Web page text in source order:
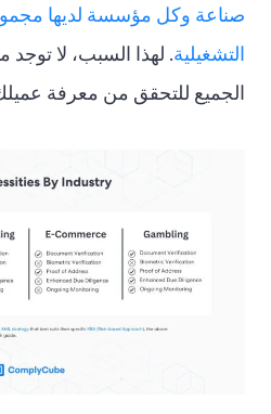
صناعة وكل مؤسسة لديها
التشغيلية. لهذا السبب، لا توجد
الجميع للتحقق من معرفة